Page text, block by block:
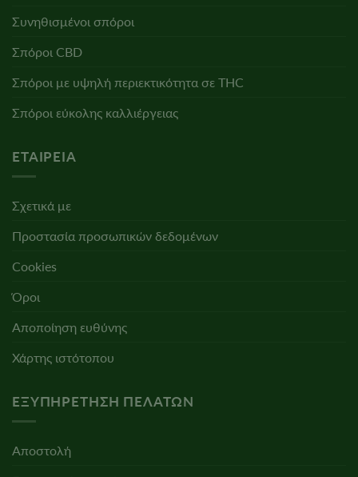
Συνηθισμένοι σπόροι
Σπόροι CBD
Σπόροι με υψηλή περιεκτικότητα σε THC
Σπόροι εύκολης καλλιέργειας
ΕΤΑΙΡΕΊΑ
Σχετικά με
Προστασία προσωπικών δεδομένων
Cookies
Όροι
Αποποίηση ευθύνης
Χάρτης ιστότοπου
ΕΞΥΠΗΡΈΤΗΣΗ ΠΕΛΑΤΏΝ
Αποστολή